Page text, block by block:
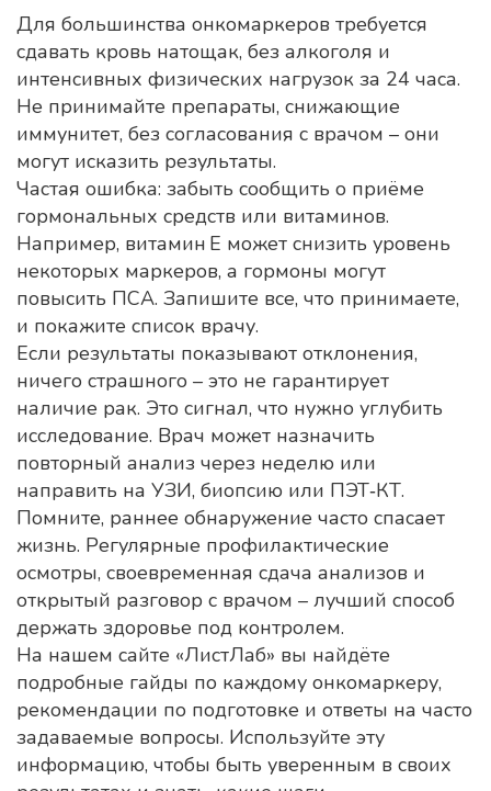
Для большинства онкомаркеров требуется
сдавать кровь натощак, без алкоголя и
интенсивных физических нагрузок за 24 часа.
Не принимайте препараты, снижающие
иммунитет, без согласования с врачом – они
могут исказить результаты.
Частая ошибка: забыть сообщить о приёме
гормональных средств или витаминов.
Например, витамин E может снизить уровень
некоторых маркеров, а гормоны могут
повысить ПСА. Запишите все, что принимаете,
и покажите список врачу.
Если результаты показывают отклонения,
ничего страшного – это не гарантирует
наличие рак. Это сигнал, что нужно углубить
исследование. Врач может назначить
повторный анализ через неделю или
направить на УЗИ, биопсию или ПЭТ‑КТ.
Помните, раннее обнаружение часто спасает
жизнь. Регулярные профилактические
осмотры, своевременная сдача анализов и
открытый разговор с врачом – лучший способ
держать здоровье под контролем.
На нашем сайте «ЛистЛаб» вы найдёте
подробные гайды по каждому онкомаркеру,
рекомендации по подготовке и ответы на часто
задаваемые вопросы. Используйте эту
информацию, чтобы быть уверенным в своих